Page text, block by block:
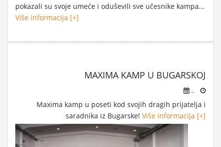
pokazali su svoje umeće i oduševili sve učesnike kampa...
Više informacija [+]
MAXIMA KAMP U BUGARSKOJ
..
Maxima kamp u poseti kod svojih dragih prijatelja i
saradnika iz Bugarske! Više informacija [+]